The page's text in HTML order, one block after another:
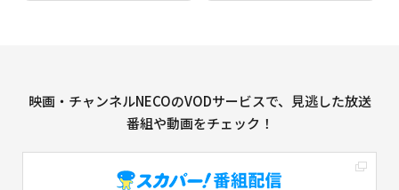
映画・チャンネルNECOのVODサービスで、見逃した放送
番組や動画をチェック！